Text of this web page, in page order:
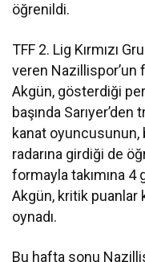
öğrenildi.
TFF 2. Lig Kırmızı
veren
Akgün, gösterdiği
başında
kanat oyuncusunun,
radarına girdiği de
formayla takımına 4
Akgün, kritik puanlar
oynadı.
Bu hafta sonu